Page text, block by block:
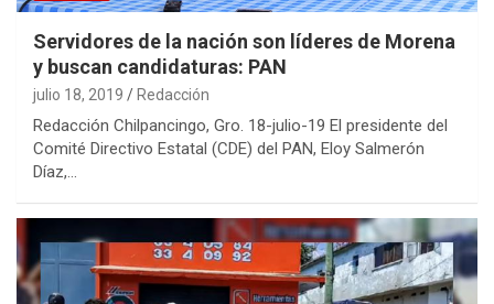
Servidores de la nación son líderes de Morena
y buscan candidaturas: PAN
julio 18, 2019 Redacción
Redacción Chilpancingo, Gro. 18-julio-19 El presidente del
Comité Directivo Estatal (CDE) del PAN, Eloy Salmerón
Díaz,…